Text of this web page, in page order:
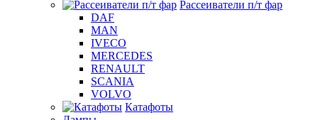
Рассеиватели п/т фар
DAF
MAN
IVECO
MERCEDES
RENAULT
SCANIA
VOLVO
Катафоты